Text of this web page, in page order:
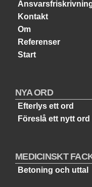
Kontakt
Om
Referenser
Start
NYA ORD
Efterlys ett ord
Föreslå ett nytt ord
MEDICINSKT
Betoning och uttal